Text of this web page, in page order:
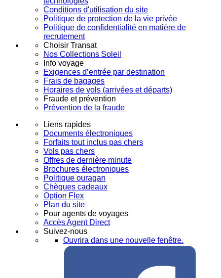
Conditions d'utilisation du site
Politique de protection de la vie privée
Politique de confidentialité en matière de
recrutement
Choisir Transat
Nos Collections Soleil
Info voyage
Exigences d’entrée par destination
Frais de bagages
Horaires de vols (arrivées et départs)
Fraude et prévention
Prévention de la fraude
Liens rapides
Documents électroniques
Forfaits tout inclus pas chers
Vols pas chers
Offres de dernière minute
Brochures électroniques
Politique ouragan
Chèques cadeaux
Option Flex
Plan du site
Pour agents de voyages
Accès Agent Direct
Suivez-nous
Ouvrira dans une nouvelle fenêtre.